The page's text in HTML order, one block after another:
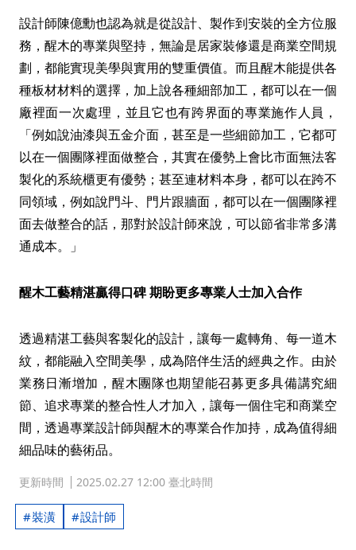
設計師陳億勳也認為就是從設計、製作到安裝的全方位服
務，醒木的專業與堅持，無論是居家裝修還是商業空間規
劃，都能實現美學與實用的雙重價值。而且醒木能提供各
種板材材料的選擇，加上說各種細部加工，都可以在一個
廠裡面一次處理，並且它也有跨界面的專業施作人員，
「例如說油漆與五金介面，甚至是一些細節加工，它都可
以在一個團隊裡面做整合，其實在優勢上會比市面無法客
製化的系統櫃更有優勢；甚至連材料本身，都可以在跨不
同領域，例如說門斗、門片跟牆面，都可以在一個團隊裡
面去做整合的話，那對於設計師來說，可以節省非常多溝
通成本。」
醒木工藝精湛贏得口碑 期盼更多專業人士加入合作
透過精湛工藝與客製化的設計，讓每一處轉角、每一道木
紋，都能融入空間美學，成為陪伴生活的經典之作。由於
業務日漸增加，醒木團隊也期望能召募更多具備講究細
節、追求專業的整合性人才加入，讓每一個住宅和商業空
間，透過專業設計師與醒木的專業合作加持，成為值得細
細品味的藝術品。
更新時間 2025.02.27 12:00 臺北時間
裝潢 設計師